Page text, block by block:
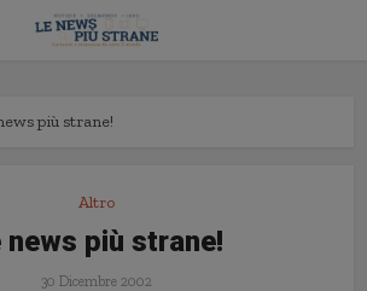
più strane!
Altro
news più strane!
30 Dicembre 2002